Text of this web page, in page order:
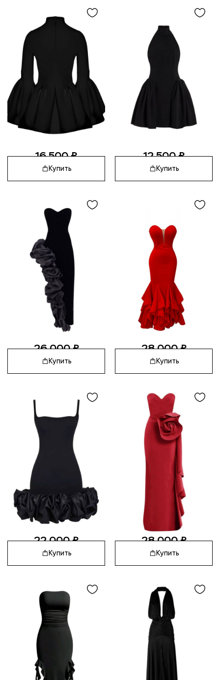
16 500₽
Купить
12 500₽
Купить
26 000₽
Купить
28 000₽
Купить
22 000₽
Купить
28 000₽
Купить